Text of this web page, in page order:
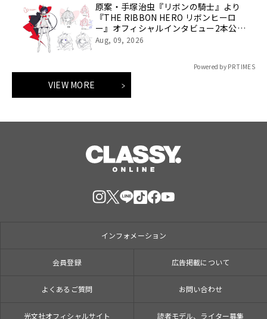
原案・手塚治虫『リボンの騎士』より
『THE RIBBON HERO リボンヒーロ
ー』オフィシャルインタビュー2本公
開！五十嵐祐貴監督ソロ＆五十嵐祐貴
Aug, 09, 2026
Powered by PR TIMES
VIEW MORE
インフォメーション
会員登録 広告掲載について
よくあるご質問 お問い合わせ
光文社オフィシャルサイト 読者モデル、ライター募集